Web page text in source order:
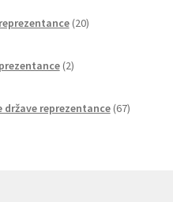
20izdelkov
2izdelka
države reprezentance 67izdelkov